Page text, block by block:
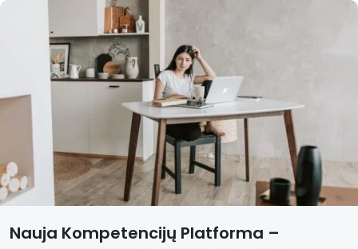
Nauja Kompetencijų Platforma –